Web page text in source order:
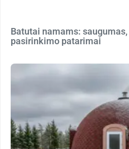
Batutai namams:
pasirinkimo patarimai